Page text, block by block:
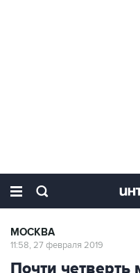
МОСКВА
11:58, 27 февраля 2019
Почти четверть